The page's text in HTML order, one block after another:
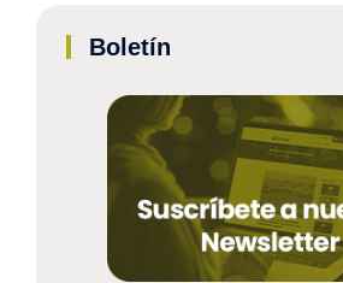
Boletín